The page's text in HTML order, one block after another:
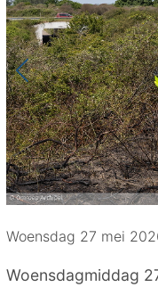
Woensdag 27 mei
Woensdagmiddag